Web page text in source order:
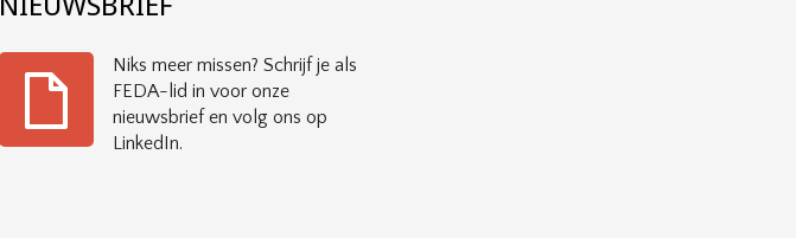
Niks meer missen? Schrijf je als
FEDA-lid in voor onze
nieuwsbrief en volg ons op
LinkedIn.